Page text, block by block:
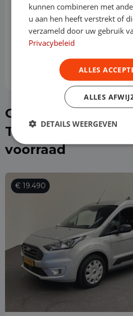
Slottermijn
€
Of kies direct een
Transit Connect uit
voorraad
€ 19.490
kunnen combineren met
u aan hen heeft verstrekt of
verzameld door uw gebruik
Privacybeleid
ALLES
ALLES
DETAILS WEERGEVEN